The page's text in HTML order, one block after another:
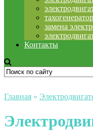
замена
Контакты
Главная »